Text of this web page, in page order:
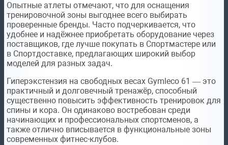
Опытные атлеты отмечают, что для оснащения
тренировочной зоны выгоднее всего выбирать
проверенные бренды. Часто подчеркивается, что
удобнее и надёжнее приобретать оборудование через
поставщиков, где лучше покупать в Спортмастере или
в Спортдоставке, предлагающих широкий выбор
моделей для разных задач.
Гиперэкстензия на свободных весах Gymleco 61 — это
практичный и долговечный тренажёр, способный
существенно повысить эффективность тренировок для
спины и кора. Он одинаково востребован среди
начинающих и профессиональных спортсменов, а
также отлично вписывается в функциональные зоны
современных фитнес-клубов.